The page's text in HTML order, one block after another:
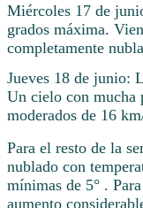
Miércoles 17 de
grados máxima.
completamente
Jueves 18 de junio:
Un cielo con mucha
moderados de 16
Para el resto de la
nublado con
mínimas de 5° .
aumento